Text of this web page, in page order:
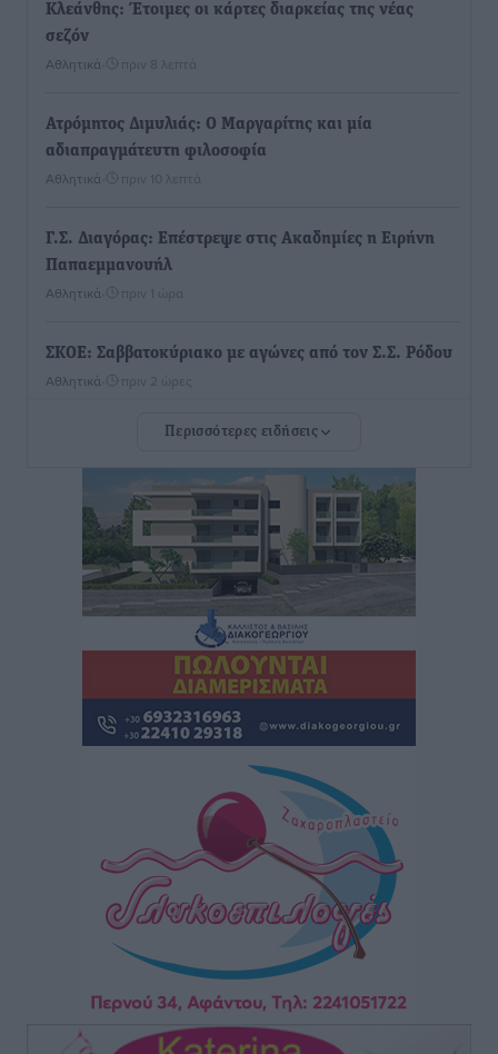
Κλεάνθης: Έτοιμες οι κάρτες διαρκείας της νέας
σεζόν
Αθλητικά πριν 8 λεπτά
Ατρόμητος Διμυλιάς: Ο Μαργαρίτης και μία
αδιαπραγμάτευτη φιλοσοφία
Αθλητικά πριν 10 λεπτά
Γ.Σ. Διαγόρας: Επέστρεψε στις Ακαδημίες η Ειρήνη
Παπαεμμανουήλ
Αθλητικά πριν 1 ώρα
ΣΚΟΕ: Σαββατοκύριακο με αγώνες από τον Σ.Σ. Ρόδου
Αθλητικά πριν 2 ώρες
Συνελήφθη 37χρονη στη Ρόδο γιατί είχε αφήσει τα
τρία ανήλικα παιδιά της χωρίς επιτήρηση
Τοπικές Ειδήσεις• πριν 2 ώρες
Σταυρός Καλυθιών: Απέκτησε την Φωτεινή Πιζάνια
Αθλητικά• πριν 3 ώρες
Το Yucatan Show έρχεται στη Ρόδο με τον Frankie
Πολιτιστικά• πριν 3 ώρες
Ροδήλιος: Ο απολογισμός από το Πανελλήνιο
Πρωτάθλημα Πίστας
πριν 4 ώρες
Διαγόρας: Μετεγγραφικό ντεμαράζ
Γ.Σ. Διαγόρας: Εντατική προετοιμασία και επιστροφή
Περισσότερες ειδήσεις